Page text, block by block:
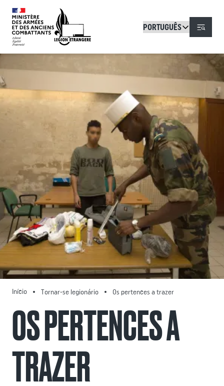
Passar para o conteúdo principal
Menu
Início Tornar-se legionário Os pertences a trazer
OS PERTENCES A
TRAZER